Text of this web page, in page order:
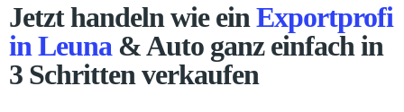
Jetzt handeln wie einExportprofi
in Leuna & Auto ganz einfach in
3 Schritten verkaufen